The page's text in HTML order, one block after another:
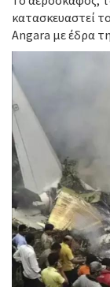
κατασκευαστεί
Angara με έδρα